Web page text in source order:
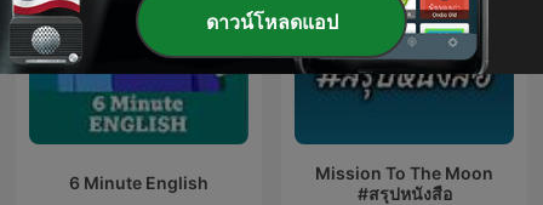
6 Minute English
Mission To The Moon
#สรุปหนังสือ
ดาวน์โหลดแอป